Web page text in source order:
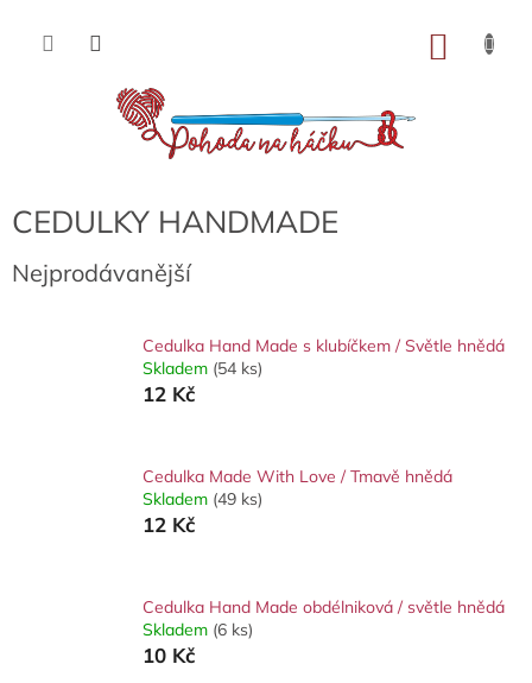
obsah
CEDULKY HANDMADE
Nejprodávanější
Cedulka Hand Made s klubíčkem / Světle hnědá
Skladem (54 ks)
12 Kč
Cedulka Made With Love / Tmavě hnědá
Skladem (49 ks)
12 Kč
Cedulka Hand Made obdélniková / světle hnědá
Skladem (6 ks)
10 Kč